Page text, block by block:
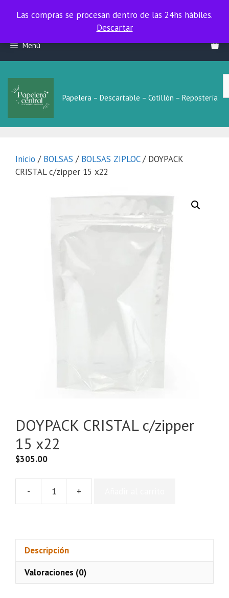
Las compras se procesan dentro de las 24hs hábiles.
Las compras se procesan dentro de las 24hs hábiles.
Descartar
contenido
Menú
Papelera – Descartable – Cotillón – Repostería
Inicio / BOLSAS / BOLSAS ZIPLOC/ DOYPACK
CRISTAL c/zipper 15 x22
DOYPACK CRISTAL c/zipper
15 x22
$305.00
-
cantidad
+
Descripción
Valoraciones (0)